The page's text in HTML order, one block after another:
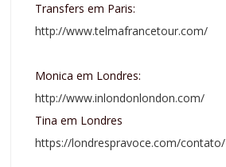
Transfers em Paris:
http://www.telmafrancetour.com/
Monica em Londres:
http://www.inlondonlondon.com/
Tina em Londres
https://londrespravoce.com/contato/